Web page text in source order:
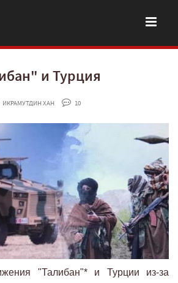
и Турция
ИКРАМУТДИН ХАН 10
"Талибан"* и Турции из-за